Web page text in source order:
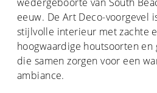
eeuw. De Art Deco-voorgevel
stijlvolle interieur met zachte
hoogwaardige houtsoorten
die samen zorgen voor een
ambiance.